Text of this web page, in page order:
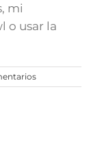
mi
o usar la